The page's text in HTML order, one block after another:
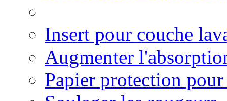
Insert pour couche
Augmenter
Papier protection pour